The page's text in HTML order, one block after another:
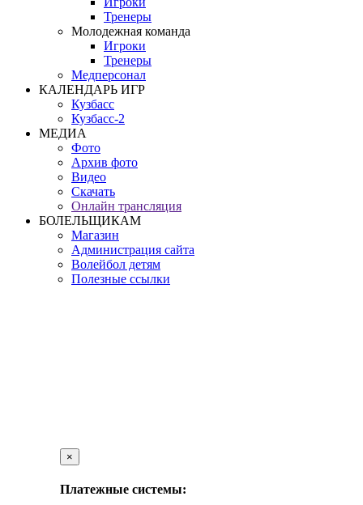
Тренеры
Молодежная команда
Игроки
Тренеры
Медперсонал
КАЛЕНДАРЬ ИГР
Кузбасс
Кузбасс-2
МЕДИА
Фото
Архив фото
Видео
Скачать
Онлайн трансляция
БОЛЕЛЬЩИКАМ
Магазин
Администрация сайта
Волейбол детям
Полезные ссылки
×
Платежные системы: